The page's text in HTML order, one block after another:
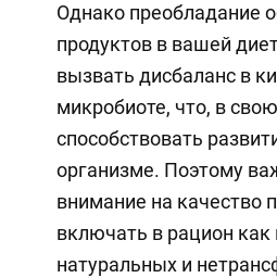
Однако преобладание
продуктов в вашей
вызвать дисбаланс в
микробиоте, что, в
способствовать
организме. Поэтому
внимание на качество
включать в рацион
натуральных и